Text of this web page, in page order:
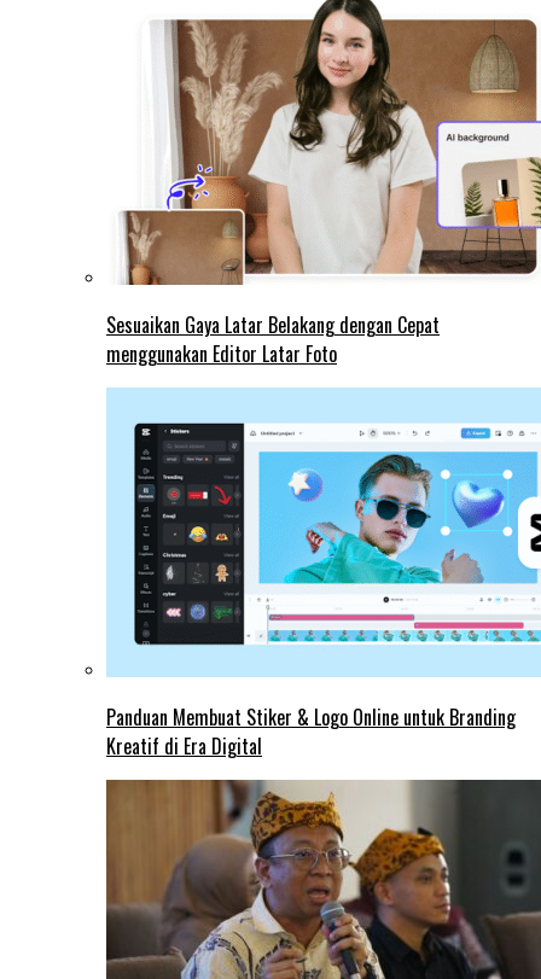
Sesuaikan Gaya Latar Belakang dengan Cepat
menggunakan Editor Latar Foto
Panduan Membuat Stiker & Logo Online untuk Branding
Kreatif di Era Digital